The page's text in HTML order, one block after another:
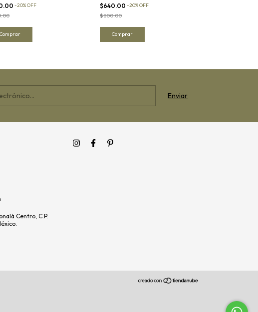
-20%OFF
Comprar
$640.00 -20%OFF
$800.00
Comprar
Centro, C.P.